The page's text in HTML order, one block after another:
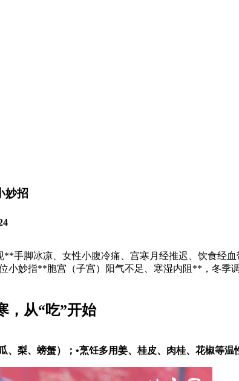
妙招
手脚冰凉、女性小腹冷痛、宫寒 月经推迟、饮食经
小妙指**胞宫（子宫）阳气不足、寒湿内阻**，冬季
，从“吃”开始
、梨、螃蟹）；•烹饪多用姜、桂皮、肉桂、花椒等温